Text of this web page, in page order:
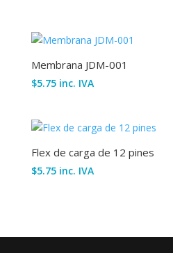
Membrana JDM-001
$5.75 inc. IVA
Flex de carga de 12 pines
$5.75 inc. IVA